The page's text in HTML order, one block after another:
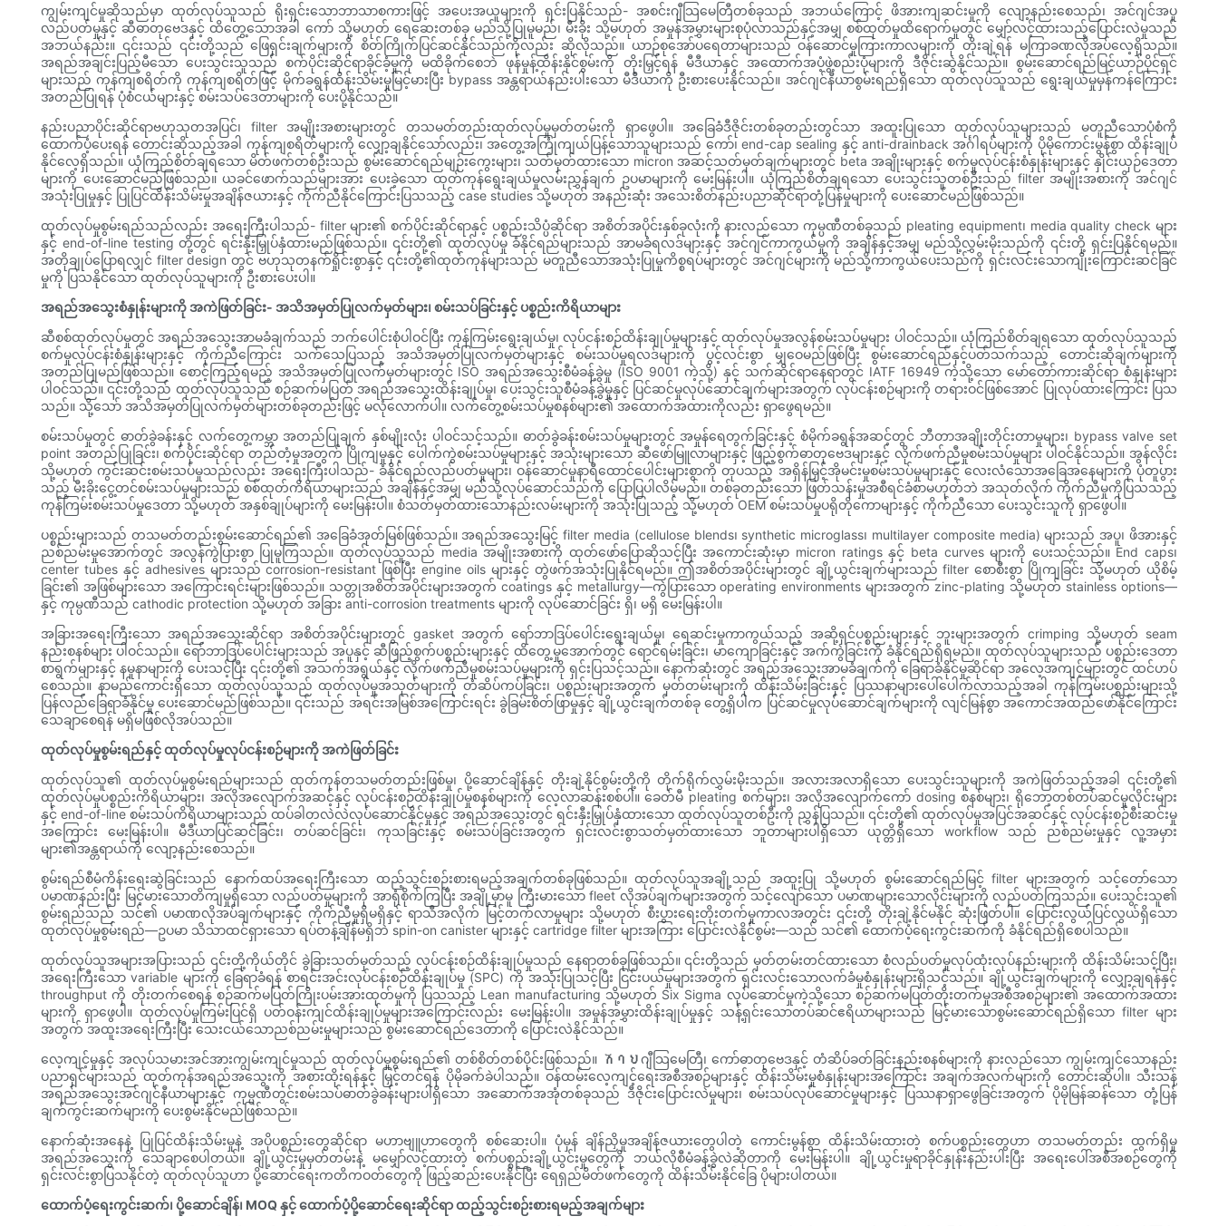
ကျွမ်းကျင်မှုဆိုသည်မှာ ထုတ်လုပ်သူသည် ရိုးရှင်းသောဘာသာစကားဖြင့် အပေးအယူများကို ရှင်းပြနိုင်သည်- အစင်းဂျီသြမေတြီတစ်ခုသည် အဘယ်ကြောင့် ဖိအားကျဆင်းမှုကို လျော့နည်းစေသည်၊ အင်ဂျင်အပူ
လည်ပတ်မှုနှင့် ဆီဓာတုဗေဒနှင့် ထိတွေ့သောအခါ ကော် သို့မဟုတ် ရေဆေးတစ်ခု မည်သို့ပြုမူမည်၊ မီးခိုး သို့မဟုတ် အမှုန်အမွှားများစုပုံလာသည်နှင့်အမျှ စစ်ထုတ်မှုထိရောက်မှုတွင် မျှော်လင့်ထားသည့်ပြောင်းလဲမှုသည်
အဘယ်နည်း။ ၎င်းသည် ၎င်းတို့သည် ဖြေရှင်းချက်များကို စိတ်ကြိုက်ပြင်ဆင်နိုင်သည်ကိုလည်း ဆိုလိုသည်။ ယာဉ်စုအော်ပရေတာများသည် ဝန်ဆောင်မှုကြားကာလများကို တိုးချဲ့ရန် မကြာခဏလိုအပ်လေ့ရှိသည်။
အရည်အချင်းပြည့်မီသော ပေးသွင်းသူသည် စက်ပိုင်းဆိုင်ရာခိုင်ခံ့မှုကို မထိခိုက်စေဘဲ ဖုန်မှုန့်ထိန်းနိုင်စွမ်းကို တိုးမြှင့်ရန် မီဒီယာနှင့် အထောက်အပံ့ဖွဲ့စည်းပုံများကို ဒီဇိုင်းဆွဲနိုင်သည်။ စွမ်းဆောင်ရည်မြင့်ယာဉ်ပိုင်ရှင်
များသည် ကုန်ကျစရိတ်ကို ကုန်ကျစရိတ်ဖြင့် မိုက်ခရွန်ထိန်းသိမ်းမှုမြင့်မားပြီး bypass အန္တရာယ်နည်းပါးသော မီဒီယာကို ဦးစားပေးနိုင်သည်။ အင်ဂျင်နီယာစွမ်းရည်ရှိသော ထုတ်လုပ်သူသည် ရွေးချယ်မှုမှန်ကန်ကြောင်း
အတည်ပြုရန် ပုံစံငယ်များနှင့် စမ်းသပ်ဒေတာများကို ပေးပို့နိုင်သည်။
နည်းပညာပိုင်းဆိုင်ရာဗဟုသုတအပြင်၊ filter အမျိုးအစားများတွင် တသမတ်တည်းထုတ်လုပ်မှုမှတ်တမ်းကို ရှာဖွေပါ။ အခြေခံဒီဇိုင်းတစ်ခုတည်းတွင်သာ အထူးပြုသော ထုတ်လုပ်သူများသည် မတူညီသောပုံစံကို
ထောက်ပံ့ပေးရန် တောင်းဆိုသည့်အခါ ကုန်ကျစရိတ်များကို လျှော့ချနိုင်သော်လည်း၊ အတွေ့အကြုံကျယ်ပြန့်သောသူများသည် ကော်၊ end-cap sealing နှင့် anti-drainback အင်္ဂါရပ်များကို ပိုမိုကောင်းမွန်စွာ ထိန်းချုပ်
နိုင်လေ့ရှိသည်။ ယုံကြည်စိတ်ချရသော မိတ်ဖက်တစ်ဦးသည် စွမ်းဆောင်ရည်မျဉ်းကွေးများ၊ သတ်မှတ်ထားသော micron အဆင့်သတ်မှတ်ချက်များတွင် beta အချိုးများနှင့် စက်မှုလုပ်ငန်းစံနှုန်းများနှင့် နှိုင်းယှဉ်ဒေတာ
များကို ပေးဆောင်မည်ဖြစ်သည်။ ယခင်ဖောက်သည်များအား ပေးခဲ့သော ထုတ်ကုန်ရွေးချယ်မှုလမ်းညွှန်ချက် ဥပမာများကို မေးမြန်းပါ။ ယုံကြည်စိတ်ချရသော ပေးသွင်းသူတစ်ဦးသည် filter အမျိုးအစားကို အင်ဂျင်
အသုံးပြုမှုနှင့် ပြုပြင်ထိန်းသိမ်းမှုအချိန်ဇယားနှင့် ကိုက်ညီနိုင်ကြောင်းပြသသည့် case studies သို့မဟုတ် အနည်းဆုံး အသေးစိတ်နည်းပညာဆိုင်ရာတုံ့ပြန်မှုများကို ပေးဆောင်မည်ဖြစ်သည်။
ထုတ်လုပ်မှုစွမ်းရည်သည်လည်း အရေးကြီးပါသည်- filter များ၏ စက်ပိုင်းဆိုင်ရာနှင့် ပစ္စည်းသိပ္ပံဆိုင်ရာ အစိတ်အပိုင်းနှစ်ခုလုံးကို နားလည်သော ကုမ္ပဏီတစ်ခုသည် pleating equipment၊ media quality check များ
နှင့် end-of-line testing တို့တွင် ရင်းနှီးမြှုပ်နှံထားမည်ဖြစ်သည်။ ၎င်းတို့၏ ထုတ်လုပ်မှု ခံနိုင်ရည်များသည် အာမခံရလဒ်များနှင့် အင်ဂျင်ကာကွယ်မှုကို အချိန်နှင့်အမျှ မည်သို့လွှမ်းမိုးသည်ကို ၎င်းတို့ ရှင်းပြနိုင်ရမည်။
အတိုချုပ်ပြောရလျှင် filter design တွင် ဗဟုသုတနက်ရှိုင်းစွာနှင့် ၎င်းတို့၏ထုတ်ကုန်များသည် မတူညီသောအသုံးပြုမှုကိစ္စရပ်များတွင် အင်ဂျင်များကို မည်သို့ကာကွယ်ပေးသည်ကို ရှင်းလင်းသောကျိုးကြောင်းဆင်ခြင်
မှုကို ပြသနိုင်သော ထုတ်လုပ်သူများကို ဦးစားပေးပါ။
အရည်အသွေးစံနှုန်းများကို အကဲဖြတ်ခြင်း- အသိအမှတ်ပြုလက်မှတ်များ၊ စမ်းသပ်ခြင်းနှင့် ပစ္စည်းကိရိယာများ
ဆီစစ်ထုတ်လုပ်မှုတွင် အရည်အသွေးအာမခံချက်သည် ဘက်ပေါင်းစုံပါဝင်ပြီး ကုန်ကြမ်းရွေးချယ်မှု၊ လုပ်ငန်းစဉ်ထိန်းချုပ်မှုများနှင့် ထုတ်လုပ်မှုအလွန်စမ်းသပ်မှုများ ပါဝင်သည်။ ယုံကြည်စိတ်ချရသော ထုတ်လုပ်သူသည်
စက်မှုလုပ်ငန်းစံနှုန်းများနှင့် ကိုက်ညီကြောင်း သက်သေပြသည့် အသိအမှတ်ပြုလက်မှတ်များနှင့် စမ်းသပ်မှုရလဒ်များကို ပွင့်လင်းစွာ မျှဝေမည်ဖြစ်ပြီး စွမ်းဆောင်ရည်နှင့်ပတ်သက်သည့် တောင်းဆိုချက်များကို
အတည်ပြုမည်ဖြစ်သည်။ စောင့်ကြည့်ရမည့် အသိအမှတ်ပြုလက်မှတ်များတွင် ISO အရည်အသွေးစီမံခန့်ခွဲမှု (ISO 9001 ကဲ့သို့) နှင့် သက်ဆိုင်ရာနေရာတွင် IATF 16949 ကဲ့သို့သော မော်တော်ကားဆိုင်ရာ စံနှုန်းများ
ပါဝင်သည်။ ၎င်းတို့သည် ထုတ်လုပ်သူသည် စဉ်ဆက်မပြတ် အရည်အသွေးထိန်းချုပ်မှု၊ ပေးသွင်းသူစီမံခန့်ခွဲမှုနှင့် ပြင်ဆင်မှုလုပ်ဆောင်ချက်များအတွက် လုပ်ငန်းစဉ်များကို တရားဝင်ဖြစ်အောင် ပြုလုပ်ထားကြောင်း ပြသ
သည်။ သို့သော် အသိအမှတ်ပြုလက်မှတ်များတစ်ခုတည်းဖြင့် မလုံလောက်ပါ။ လက်တွေ့စမ်းသပ်မှုစနစ်များ၏ အထောက်အထားကိုလည်း ရှာဖွေရမည်။
စမ်းသပ်မှုတွင် ဓာတ်ခွဲခန်းနှင့် လက်တွေ့ကမ္ဘာ အတည်ပြုချက် နှစ်မျိုးလုံး ပါဝင်သင့်သည်။ ဓာတ်ခွဲခန်းစမ်းသပ်မှုများတွင် အမှုန်ရေတွက်ခြင်းနှင့် စံမိုက်ခရွန်အဆင့်တွင် ဘီတာအချိုးတိုင်းတာမှုများ၊ bypass valve set
point အတည်ပြုခြင်း၊ စက်ပိုင်းဆိုင်ရာ တည်တံ့မှုအတွက် ပြိုကျမှုနှင့် ပေါက်ကွဲစမ်းသပ်မှုများနှင့် အသုံးများသော ဆီဖော်မြူလာများနှင့် ဖြည့်စွက်ဓာတုဗေဒများနှင့် လိုက်ဖက်ညီမှုစမ်းသပ်မှုများ ပါဝင်နိုင်သည်။ အွန်လိုင်း
သို့မဟုတ် ကွင်းဆင်းစမ်းသပ်မှုသည်လည်း အရေးကြီးပါသည်- ခံနိုင်ရည်လည်ပတ်မှုများ၊ ဝန်ဆောင်မှုနာရီထောင်ပေါင်းများစွာကို တုပသည့် အရှိန်မြှင့်အိုမင်းမှုစမ်းသပ်မှုများနှင့် လေးလံသောအခြေအနေများကို ပုံတူပွား
သည့် မီးခိုးငွေ့တင်စမ်းသပ်မှုများသည် စစ်ထုတ်ကိရိယာများသည် အချိန်နှင့်အမျှ မည်သို့လုပ်ဆောင်သည်ကို ပြောပြပါလိမ့်မည်။ တစ်ခုတည်းသော ဖြတ်သန်းမှုအစီရင်ခံစာမဟုတ်ဘဲ အသုတ်လိုက် ကိုက်ညီမှုကိုပြသသည့်
ကုန်ကြမ်းစမ်းသပ်မှုဒေတာ သို့မဟုတ် အနှစ်ချုပ်များကို မေးမြန်းပါ။ စံသတ်မှတ်ထားသောနည်းလမ်းများကို အသုံးပြုသည့် သို့မဟုတ် OEM စမ်းသပ်မှုပရိုတိုကောများနှင့် ကိုက်ညီသော ပေးသွင်းသူကို ရှာဖွေပါ။
ပစ္စည်းများသည် တသမတ်တည်းစွမ်းဆောင်ရည်၏ အခြေခံအုတ်မြစ်ဖြစ်သည်။ အရည်အသွေးမြင့် filter media (cellulose blends၊ synthetic microglass၊ multilayer composite media) များသည် အပူ၊ ဖိအားနှင့်
ညစ်ညမ်းမှုအောက်တွင် အလွန်ကွဲပြားစွာ ပြုမူကြသည်။ ထုတ်လုပ်သူသည် media အမျိုးအစားကို ထုတ်ဖော်ပြောဆိုသင့်ပြီး အကောင်းဆုံးမှာ micron ratings နှင့် beta curves များကို ပေးသင့်သည်။ End caps၊
center tubes နှင့် adhesives များသည် corrosion-resistant ဖြစ်ပြီး engine oils များနှင့် တွဲဖက်အသုံးပြုနိုင်ရမည်။ ဤအစိတ်အပိုင်းများတွင် ချို့ယွင်းချက်များသည် filter စောစီးစွာ ပြိုကျခြင်း သို့မဟုတ် ယိုစိမ့်
ခြင်း၏ အဖြစ်များသော အကြောင်းရင်းများဖြစ်သည်။ သတ္တုအစိတ်အပိုင်းများအတွက် coatings နှင့် metallurgy—ကွဲပြားသော operating environments များအတွက် zinc-plating သို့မဟုတ် stainless options—
နှင့် ကုမ္ပဏီသည် cathodic protection သို့မဟုတ် အခြား anti-corrosion treatments များကို လုပ်ဆောင်ခြင်း ရှိ၊ မရှိ မေးမြန်းပါ။
အခြားအရေးကြီးသော အရည်အသွေးဆိုင်ရာ အစိတ်အပိုင်းများတွင် gasket အတွက် ရော်ဘာဒြပ်ပေါင်းရွေးချယ်မှု၊ ရေဆင်းမှုကာကွယ်သည့် အဆို့ရှင်ပစ္စည်းများနှင့် ဘူးများအတွက် crimping သို့မဟုတ် seam
နည်းစနစ်များ ပါဝင်သည်။ ရော်ဘာဒြပ်ပေါင်းများသည် အပူနှင့် ဆီဖြည့်စွက်ပစ္စည်းများနှင့် ထိတွေ့မှုအောက်တွင် ရောင်ရမ်းခြင်း၊ မာကျောခြင်းနှင့် အက်ကွဲခြင်းကို ခံနိုင်ရည်ရှိရမည်။ ထုတ်လုပ်သူများသည် ပစ္စည်းဒေတာ
စာရွက်များနှင့် နမူနာများကို ပေးသင့်ပြီး ၎င်းတို့၏ အသက်အရွယ်နှင့် လိုက်ဖက်ညီမှုစမ်းသပ်မှုများကို ရှင်းပြသင့်သည်။ နောက်ဆုံးတွင် အရည်အသွေးအာမခံချက်ကို ခြေရာခံနိုင်မှုဆိုင်ရာ အလေ့အကျင့်များတွင် ထင်ဟပ်
စေသည်။ နာမည်ကောင်းရှိသော ထုတ်လုပ်သူသည် ထုတ်လုပ်မှုအသုတ်များကို တံဆိပ်ကပ်ခြင်း၊ ပစ္စည်းများအတွက် မှတ်တမ်းများကို ထိန်းသိမ်းခြင်းနှင့် ပြဿနာများပေါ်ပေါက်လာသည့်အခါ ကုန်ကြမ်းပစ္စည်းများသို့
ပြန်လည်ခြေရာခံနိုင်မှု ပေးဆောင်မည်ဖြစ်သည်။ ၎င်းသည် အရင်းအမြစ်အကြောင်းရင်း ခွဲခြမ်းစိတ်ဖြာမှုနှင့် ချို့ယွင်းချက်တစ်ခု တွေ့ရှိပါက ပြင်ဆင်မှုလုပ်ဆောင်ချက်များကို လျင်မြန်စွာ အကောင်အထည်ဖော်နိုင်ကြောင်း
သေချာစေရန် မရှိမဖြစ်လိုအပ်သည်။
ထုတ်လုပ်မှုစွမ်းရည်နှင့် ထုတ်လုပ်မှုလုပ်ငန်းစဉ်များကို အကဲဖြတ်ခြင်း
ထုတ်လုပ်သူ၏ ထုတ်လုပ်မှုစွမ်းရည်များသည် ထုတ်ကုန်တသမတ်တည်းဖြစ်မှု၊ ပို့ဆောင်ချိန်နှင့် တိုးချဲ့နိုင်စွမ်းတို့ကို တိုက်ရိုက်လွှမ်းမိုးသည်။ အလားအလာရှိသော ပေးသွင်းသူများကို အကဲဖြတ်သည့်အခါ ၎င်းတို့၏
ထုတ်လုပ်မှုပစ္စည်းကိရိယာများ၊ အလိုအလျောက်အဆင့်နှင့် လုပ်ငန်းစဉ်ထိန်းချုပ်မှုစနစ်များကို လေ့လာဆန်းစစ်ပါ။ ခေတ်မီ pleating စက်များ၊ အလိုအလျောက်ကော် dosing စနစ်များ၊ ရိုဘော့တစ်တပ်ဆင်မှုလိုင်းများ
နှင့် end-of-line စမ်းသပ်ကိရိယာများသည် ထပ်ခါတလဲလဲလုပ်ဆောင်နိုင်မှုနှင့် အရည်အသွေးတွင် ရင်းနှီးမြှုပ်နှံထားသော ထုတ်လုပ်သူတစ်ဦးကို ညွှန်ပြသည်။ ၎င်းတို့၏ ထုတ်လုပ်မှုအပြင်အဆင်နှင့် လုပ်ငန်းစဉ်စီးဆင်းမှု
အကြောင်း မေးမြန်းပါ။ မီဒီယာပြင်ဆင်ခြင်း၊ တပ်ဆင်ခြင်း၊ ကုသခြင်းနှင့် စမ်းသပ်ခြင်းအတွက် ရှင်းလင်းစွာသတ်မှတ်ထားသော ဘူတာများပါရှိသော ယုတ္တိရှိသော workflow သည် ညစ်ညမ်းမှုနှင့် လူ့အမှား
များ၏အန္တရာယ်ကို လျော့နည်းစေသည်။
စွမ်းရည်စီမံကိန်းရေးဆွဲခြင်းသည် နောက်ထပ်အရေးကြီးသော ထည့်သွင်းစဉ်းစားရမည့်အချက်တစ်ခုဖြစ်သည်။ ထုတ်လုပ်သူအချို့သည် အထူးပြု သို့မဟုတ် စွမ်းဆောင်ရည်မြင့် filter များအတွက် သင့်တော်သော
ပမာဏနည်းပြီး မြင့်မားသောတိကျမှုရှိသော လည်ပတ်မှုများကို အာရုံစိုက်ကြပြီး အချို့မှာမူ ကြီးမားသော fleet လိုအပ်ချက်များအတွက် သင့်လျော်သော ပမာဏများသောလိုင်းများကို လည်ပတ်ကြသည်။ ပေးသွင်းသူ၏
စွမ်းရည်သည် သင်၏ ပမာဏလိုအပ်ချက်များနှင့် ကိုက်ညီမှုရှိမရှိနှင့် ရာသီအလိုက် မြင့်တက်လာမှုများ သို့မဟုတ် စီးပွားရေးတိုးတက်မှုကာလအတွင်း ၎င်းတို့ တိုးချဲ့နိုင်မနိုင် ဆုံးဖြတ်ပါ။ ပြောင်းလွယ်ပြင်လွယ်ရှိသော
ထုတ်လုပ်မှုစွမ်းရည်—ဥပမာ သိသာထင်ရှားသော ရပ်တန့်ချိန်မရှိဘဲ spin-on canister များနှင့် cartridge filter များအကြား ပြောင်းလဲနိုင်စွမ်း—သည် သင်၏ ထောက်ပံ့ရေးကွင်းဆက်ကို ခံနိုင်ရည်ရှိစေပါသည်။
ထုတ်လုပ်သူအများအပြားသည် ၎င်းတို့ကိုယ်တိုင် ခွဲခြားသတ်မှတ်သည့် လုပ်ငန်းစဉ်ထိန်းချုပ်မှုသည် နေရာတစ်ခုဖြစ်သည်။ ၎င်းတို့သည် မှတ်တမ်းတင်ထားသော စံလည်ပတ်မှုလုပ်ထုံးလုပ်နည်းများကို ထိန်းသိမ်းသင့်ပြီး၊
အရေးကြီးသော variable များကို ခြေရာခံရန် စာရင်းအင်းလုပ်ငန်းစဉ်ထိန်းချုပ်မှု (SPC) ကို အသုံးပြုသင့်ပြီး ငြင်းပယ်မှုများအတွက် ရှင်းလင်းသောလက်ခံမှုစံနှုန်းများရှိသင့်သည်။ ချို့ယွင်းချက်များကို လျှော့ချရန်နှင့်
throughput ကို တိုးတက်စေရန် စဉ်ဆက်မပြတ်ကြိုးပမ်းအားထုတ်မှုကို ပြသသည့် Lean manufacturing သို့မဟုတ် Six Sigma လုပ်ဆောင်မှုကဲ့သို့သော စဉ်ဆက်မပြတ်တိုးတက်မှုအစီအစဉ်များ၏ အထောက်အထား
များကို ရှာဖွေပါ။ ထုတ်လုပ်မှုကြမ်းပြင်ရှိ ပတ်ဝန်းကျင်ထိန်းချုပ်မှုများအကြောင်းလည်း မေးမြန်းပါ။ အမှုန်အမွှားထိန်းချုပ်မှုနှင့် သန့်ရှင်းသောတပ်ဆင်ဧရိယာများသည် မြင့်မားသောစွမ်းဆောင်ရည်ရှိသော filter များ
အတွက် အထူးအရေးကြီးပြီး သေးငယ်သောညစ်ညမ်းမှုများသည် စွမ်းဆောင်ရည်ဒေတာကို ပြောင်းလဲနိုင်သည်။
လေ့ကျင့်မှုနှင့် အလုပ်သမားအင်အားကျွမ်းကျင်မှုသည် ထုတ်လုပ်မှုစွမ်းရည်၏ တစ်စိတ်တစ်ပိုင်းဖြစ်သည်။ ሽባህဂျီသြမေတြီ၊ ကော်ဓာတုဗေဒနှင့် တံဆိပ်ခတ်ခြင်းနည်းစနစ်များကို နားလည်သော ကျွမ်းကျင်သောနည်း
ပညာရှင်များသည် ထုတ်ကုန်အရည်အသွေးကို အစားထိုးရန်နှင့် မြှင့်တင်ရန် ပိုမိုခက်ခဲပါသည်။ ဝန်ထမ်းလေ့ကျင့်ရေးအစီအစဉ်များနှင့် ထိန်းသိမ်းမှုစံနှုန်းများအကြောင်း အချက်အလက်များကို တောင်းဆိုပါ။ သီးသန့်
အရည်အသွေးအင်ဂျင်နီယာများနှင့် ကုမ္ပဏီတွင်းစမ်းသပ်ဓာတ်ခွဲခန်းများပါရှိသော အဆောက်အအုံတစ်ခုသည် ဒီဇိုင်းပြောင်းလဲမှုများ၊ စမ်းသပ်လုပ်ဆောင်မှုများနှင့် ပြဿနာရှာဖွေခြင်းအတွက် ပိုမိုမြန်ဆန်သော တုံ့ပြန်
ချက်ကွင်းဆက်များကို ပေးစွမ်းနိုင်မည်ဖြစ်သည်။
နောက်ဆုံးအနေနဲ့ ပြုပြင်ထိန်းသိမ်းမှုနဲ့ အပိုပစ္စည်းတွေဆိုင်ရာ မဟာဗျူဟာတွေကို စစ်ဆေးပါ။ ပုံမှန် ချိန်ညှိမှုအချိန်ဇယားတွေပါတဲ့ ကောင်းမွန်စွာ ထိန်းသိမ်းထားတဲ့ စက်ပစ္စည်းတွေဟာ တသမတ်တည်း ထွက်ရှိမှု
အရည်အသွေးကို သေချာစေပါတယ်။ ချို့ယွင်းမှုမှတ်တမ်းနဲ့ မမျှော်လင့်ထားတဲ့ စက်ပစ္စည်းချို့ယွင်းမှုတွေကို ဘယ်လိုစီမံခန့်ခွဲလဲဆိုတာကို မေးမြန်းပါ။ ချို့ယွင်းမှုရာခိုင်နှုန်းနည်းပါးပြီး အရေးပေါ်အစီအစဉ်တွေကို
ရှင်းလင်းစွာပြသနိုင်တဲ့ ထုတ်လုပ်သူဟာ ပို့ဆောင်ရေးကတိကဝတ်တွေကို ဖြည့်ဆည်းပေးနိုင်ပြီး ရေရှည်မိတ်ဖက်တွေကို ထိန်းသိမ်းနိုင်ခြေ ပိုများပါတယ်။
ထောက်ပံ့ရေးကွင်းဆက်၊ ပို့ဆောင်ချိန်၊ MOQ နှင့် ထောက်ပံ့ပို့ဆောင်ရေးဆိုင်ရာ ထည့်သွင်းစဉ်းစားရမည့်အချက်များ